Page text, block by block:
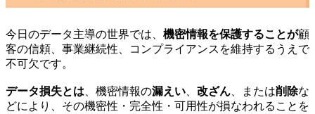
今日のデータ主導の世界では、 機密情報を保護することが顧
客の信頼、事業継続性、コンプライアンスを維持するうえで
不可欠です。
データ損失とは 、機密情報の漏えい 改ざん 、または削除な
どにより、その機密性・完全性・可用性が損なわれることを